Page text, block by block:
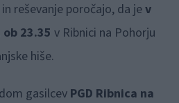
reševanje poročajo, da jev
23.35 v Ribnici na Pohorju
hiše.
gasilcev PGD Ribnica na